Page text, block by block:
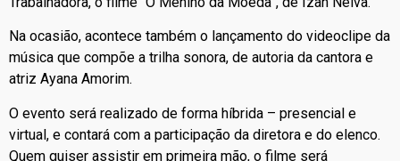
Na ocasião, acontece também o lançamento do videoclipe da
música que compõe a trilha sonora, de autoria da cantora e
atriz Ayana Amorim.
O evento será realizado de forma híbrida – presencial e
virtual, e contará com a participação da diretora e do elenco.
Quem quiser assistir em primeira mão, o filme será